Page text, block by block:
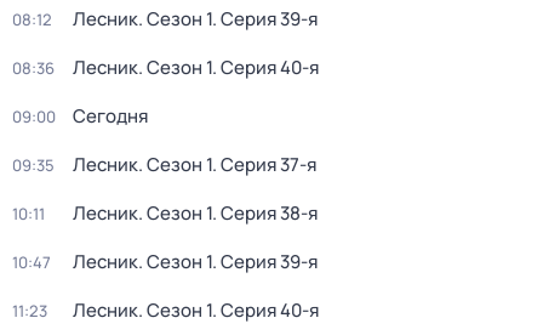
08:12 Лесник. Сезон 1. Серия 39-я
08:36 Лесник. Сезон 1. Серия 40-я
09:00 Сегодня
09:35 Лесник. Сезон 1. Серия 37-я
10:11 Лесник. Сезон 1. Серия 38-я
10:47 Лесник. Сезон 1. Серия 39-я
11:23 Лесник. Сезон 1. Серия 40-я